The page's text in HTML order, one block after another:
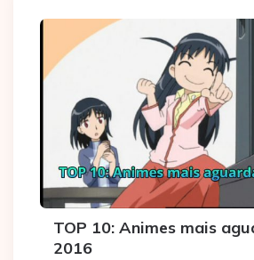
TOP 10: Animes mais
2016